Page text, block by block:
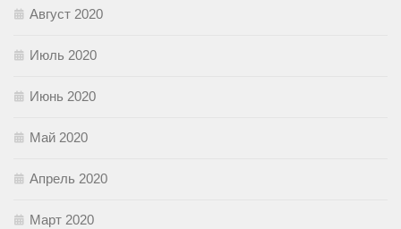
Август 2020
Июль 2020
Июнь 2020
Май 2020
Апрель 2020
Март 2020